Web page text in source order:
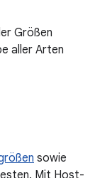
Größen
aller Arten
sowie
Mit Host-